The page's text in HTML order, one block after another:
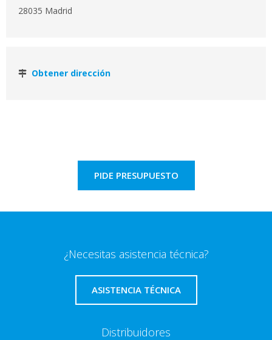
28035 Madrid
Obtener dirección
PIDE PRESUPUESTO
¿Necesitas asistencia técnica?
ASISTENCIA TÉCNICA
Distribuidores